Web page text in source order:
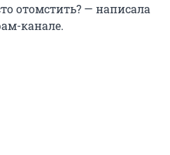
отомстить? — написала
канале.